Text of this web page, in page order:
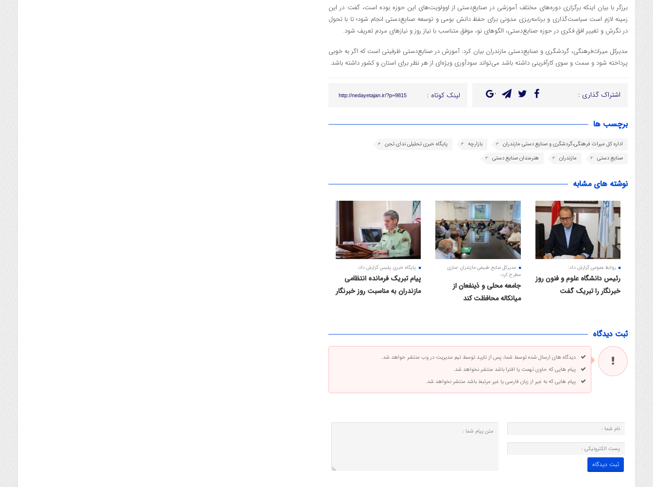
برزگر با بیان اینکه برگزاری دوره‌های مختلف آموزشی در صنایع‌دستی از اوولویت‌های این حوزه بوده است، گفت: در این
زمینه لازم است سیاست‌گذاری و برنامه‌ریزی مدونی برای حفظ دانش بومی و توسعه صنایع‌دستی انجام شود؛ تا با تحول
در نگرش و تغییر افق فکری در حوزه صنایع‌دستی، الگوهای نو، موفق متناسب با نیاز روز و نیازهای مردم تعریف شود.
مدیرکل میراث‌فرهنگی، گردشگری و صنایع‌دستی مازندران بیان کرد: آموزش در صنایع‌دستی ظرفیتی است که اگر به خوبی
پرداخته شود و سمت و سوی کارآفرینی داشته باشد می‌تواند سودآوری ویژه‌ای از هر نظر برای استان و کشور داشته باشد.
اشتراک گذاری : لینک کوتاه : http://nedayetajan.ir/?p=9815
برچسب ها
اداره کل میراث فرهنگی،گردشگری و صنایع دستی مازندران بازارچه
پایگاه خبری تحلیلی ندای تجن
صنایع دستی
مازندران هنرمندان صنایع دستی
نوشته های مشابه
روابط عمومی گزارش داد:
رئیس دانشگاه علوم و فنون روز
خبرنگار را تبریک گفت
مدیرکل منابع طبیعی مازندران -ساری
مطرح کرد:
جامعه محلی و ذینفعان از
میانکاله محافظت کند
پایگاه خبری پلیس گزارش داد:
پیام تبریک فرمانده انتظامی
مازندران به مناسبت روز خبرنگار
ثبت دیدگاه
دیدگاه های ارسال شده توسط شما، پس از تایید توسط تیم مدیریت در وب منتشر خواهد شد.
پیام هایی که حاوی تهمت یا افترا باشد منتشر نخواهد شد.
پیام هایی که به غیر از زبان فارسی یا غیر مرتبط باشد منتشر نخواهد شد.